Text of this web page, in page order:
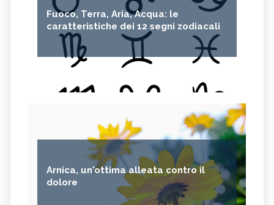
Fuoco, Terra, Aria, Acqua: le
caratteristiche dei 12 segni zodiacali
Arnica, un'ottima alleata contro il
dolore